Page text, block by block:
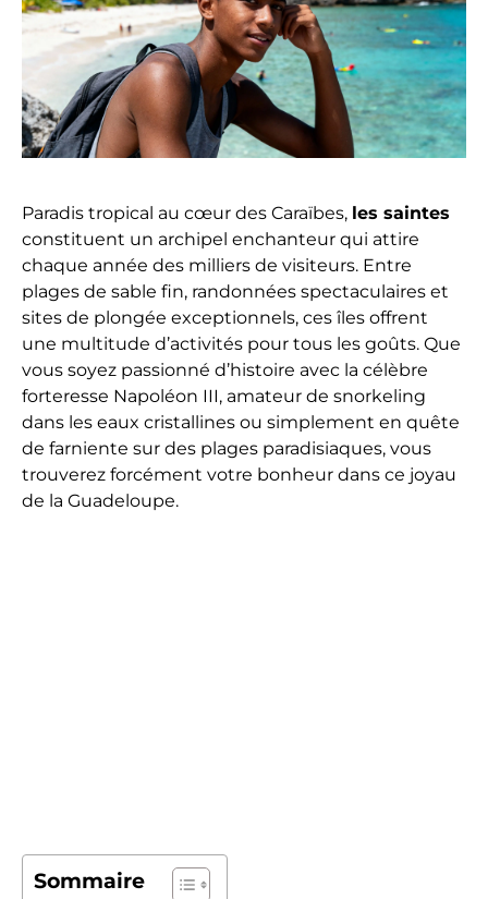
Paradis tropical au cœur des Caraïbes, les saintes
constituent un archipel enchanteur qui attire
chaque année des milliers de visiteurs. Entre
plages de sable fin, randonnées spectaculaires et
sites de plongée exceptionnels, ces îles offrent
une multitude d’activités pour tous les goûts. Que
vous soyez passionné d’histoire avec la célèbre
forteresse Napoléon III, amateur de snorkeling
dans les eaux cristallines ou simplement en quête
de farniente sur des plages paradisiaques, vous
trouverez forcément votre bonheur dans ce joyau
de la Guadeloupe.
Sommaire